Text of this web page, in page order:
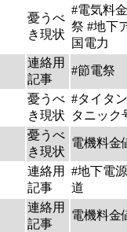
憂うべ
き現状
#電気料
祭 #地下
国電力
連絡用
記事
#節電祭
憂うべ
き現状
#タイタ
タニック
憂うべ
き現状
電機料金
連絡用
記事
#地下電
道
連絡用
記事
電機料金